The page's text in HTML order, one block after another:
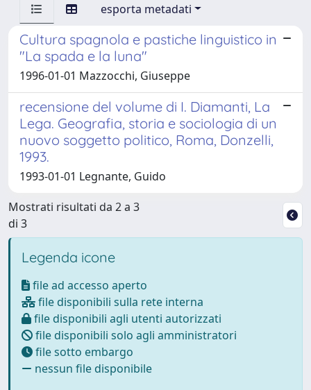
esporta metadati
Cultura spagnola e pastiche linguistico in
"La spada e la luna"
1996-01-01 Mazzocchi, Giuseppe
recensione del volume di I. Diamanti, La
Lega. Geografia, storia e sociologia di un
nuovo soggetto politico, Roma, Donzelli,
1993.
1993-01-01 Legnante, Guido
Mostrati risultati da 2 a 3
di 3
Legenda icone
file ad accesso aperto
file disponibili sulla rete interna
file disponibili agli utenti autorizzati
file disponibili solo agli amministratori
file sotto embargo
nessun file disponibile